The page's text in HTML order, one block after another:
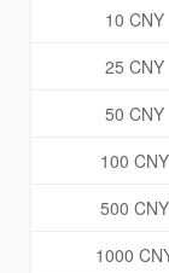
10 CNY
25 CNY
50 CNY
100 CNY
500 CNY
1000